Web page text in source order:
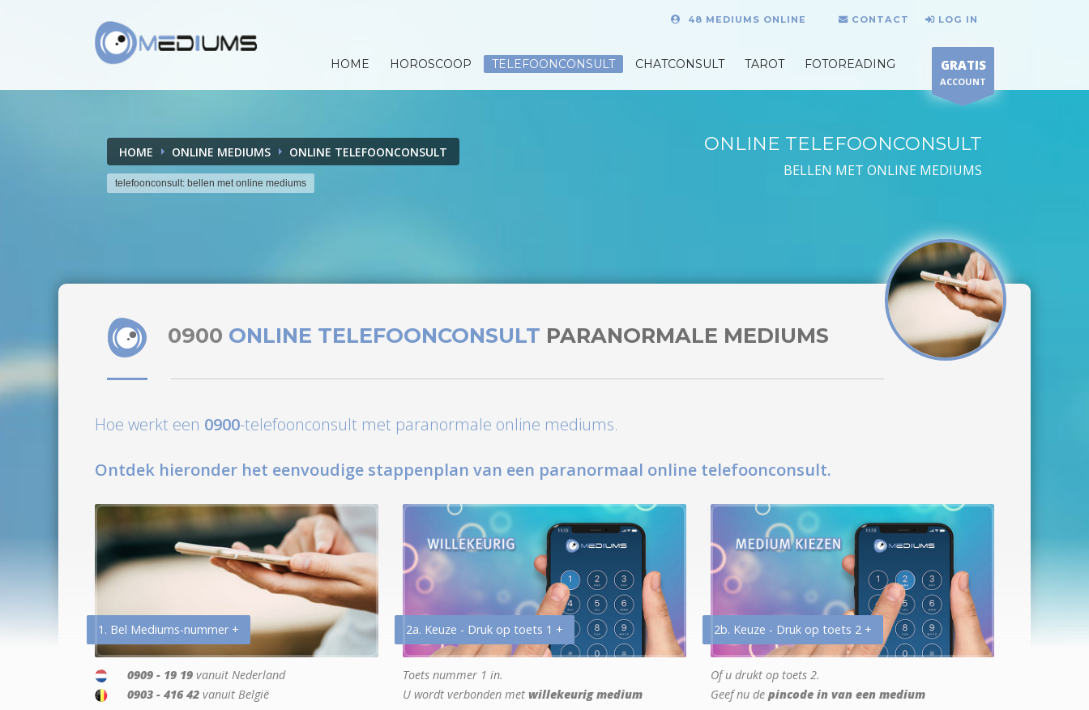
48 MEDIUMS ONLINE CONTACT LOG IN
HOME HOROSCOOP TELEFOONCONSULT CHATCONSULT TAROT FOTOREADING GRATIS
ACCOUNT
HOME ONLINE MEDIUMS ONLINE TELEFOONCONSULT
telefoonconsult: bellen met online mediums
ONLINE TELEFOONCONSULT
BELLEN MET ONLINE MEDIUMS
0900 ONLINE TELEFOONCONSULT PARANORMALE MEDIUMS
Hoe werkt een 0900-telefoonconsult met paranormale online mediums.
Ontdek hieronder het eenvoudige stappenplan van een paranormaal online telefoonconsult.
1. Bel Mediums-nummer +
0909 - 19 19 vanuit Nederland
0903 - 416 42 vanuit België
2a. Keuze - Druk op toets 1 +
Toets nummer 1 in.
U wordt verbonden met willekeurig medium
2b. Keuze - Druk op toets 2 +
Of u drukt op toets 2.
Geef nu de pincode in van een medium